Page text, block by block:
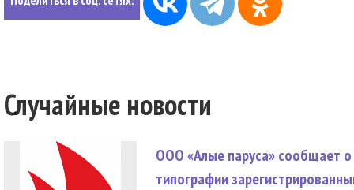
Случайные новости
ООО «Алые паруса» сообщает о
типографии